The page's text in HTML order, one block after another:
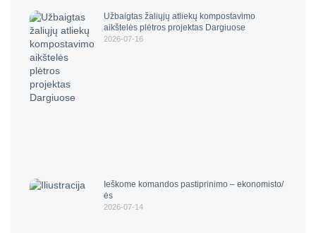
Užbaigtas žaliųjų atliekų kompostavimo
aikštelės plėtros projektas Dargiuose
2026-07-16
Ieškome komandos pastiprinimo – ekonomisto/
ės
2026-07-14